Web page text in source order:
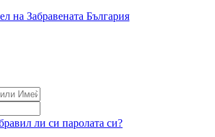
на Забравената България
ли си паролата си?